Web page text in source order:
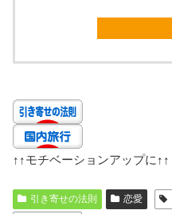
↑↑モチベーションアップに↑↑
引き寄せの法則 恋愛